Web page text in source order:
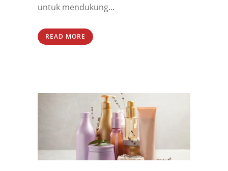
untuk mendukung...
READ MORE